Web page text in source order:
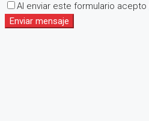
Al enviar este formulario acepto
Enviar mensaje